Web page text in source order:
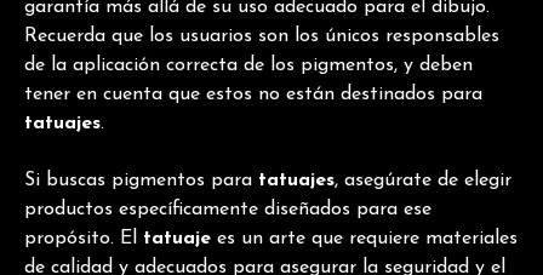
garantía más allá de su uso adecuado para el dibujo.
Recuerda que los usuarios son los únicos responsables
de la aplicación correcta de los pigmentos, y deben
tener en cuenta que estos no están destinados para
tatuajes.
Si buscas pigmentos para tatuajes, asegúrate de elegir
productos específicamente diseñados para ese
propósito. El tatuaje es un arte que requiere materiales
de calidad y adecuados para asegurar la seguridad y el